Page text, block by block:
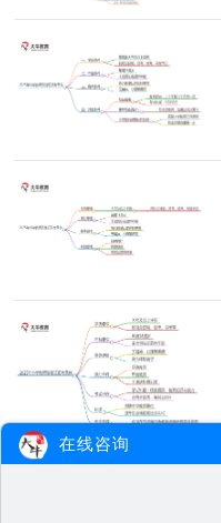
在线咨询